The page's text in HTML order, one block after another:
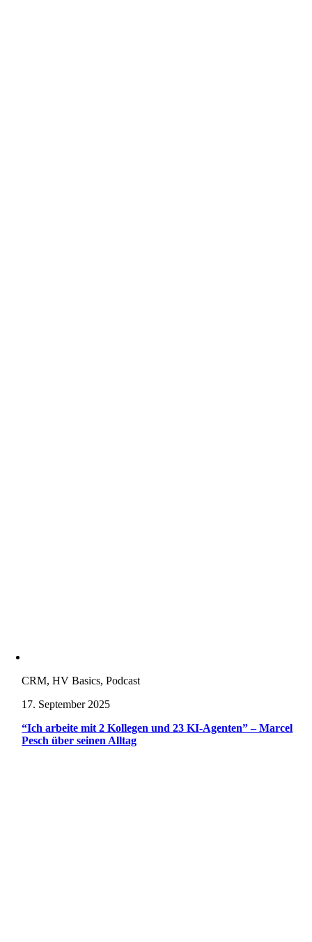
CRM, HV Basics, Podcast
17. September 2025
“Ich arbeite mit 2 Kollegen und 23 KI-Agenten” – Marcel
Pesch über seinen Alltag